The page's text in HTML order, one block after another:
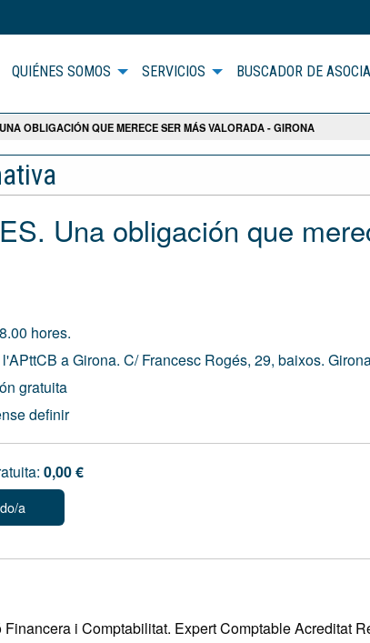
QUIÉNES SOMOS SERVICIOS BUSCADOR DE
OBLIGACIÓN QUE MERECE SER MÁS VALORADA - GIRONA
Una obligación que
hores.
a Girona. C/ Francesc Rogés, 29, baixos.
gratuita
definir
0,00 €
a
i Comptabilitat. Expert Comptable Acreditat